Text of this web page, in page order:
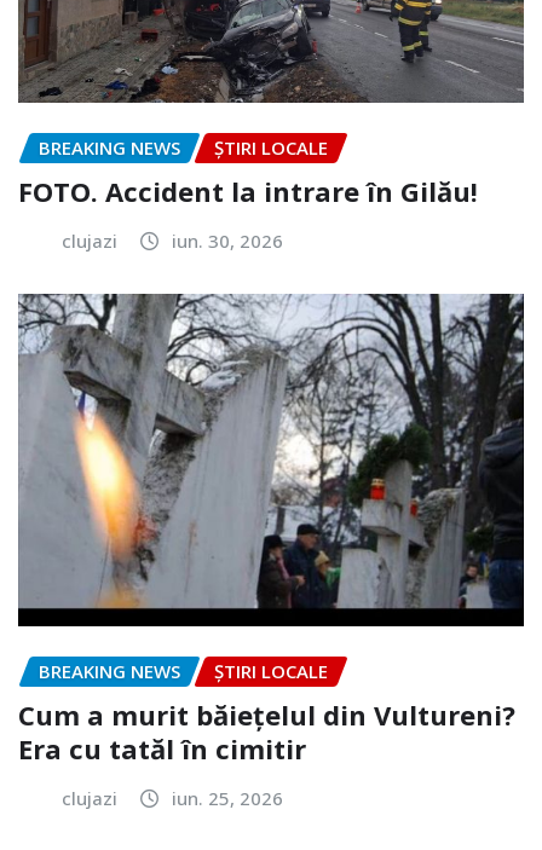
BREAKING NEWS ȘTIRI LOCALE
FOTO. Accident la intrare în Gilău!
clujazi iun. 30, 2026
BREAKING NEWS ȘTIRI LOCALE
Cum a murit băiețelul din Vultureni?
Era cu tatăl în cimitir
clujazi iun. 25, 2026